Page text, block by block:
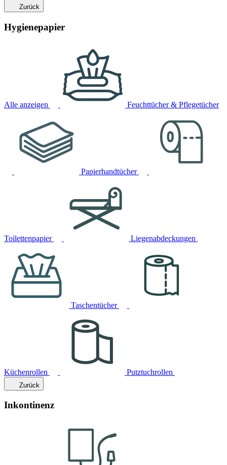
Zurück
Hygienepapier
Alle anzeigen Feuchttücher & Pflegetücher
Papierhandtücher
Toilettenpapier Liegenabdeckungen
Taschentücher
Küchenrollen Putztuchrollen
Zurück
Inkontinenz